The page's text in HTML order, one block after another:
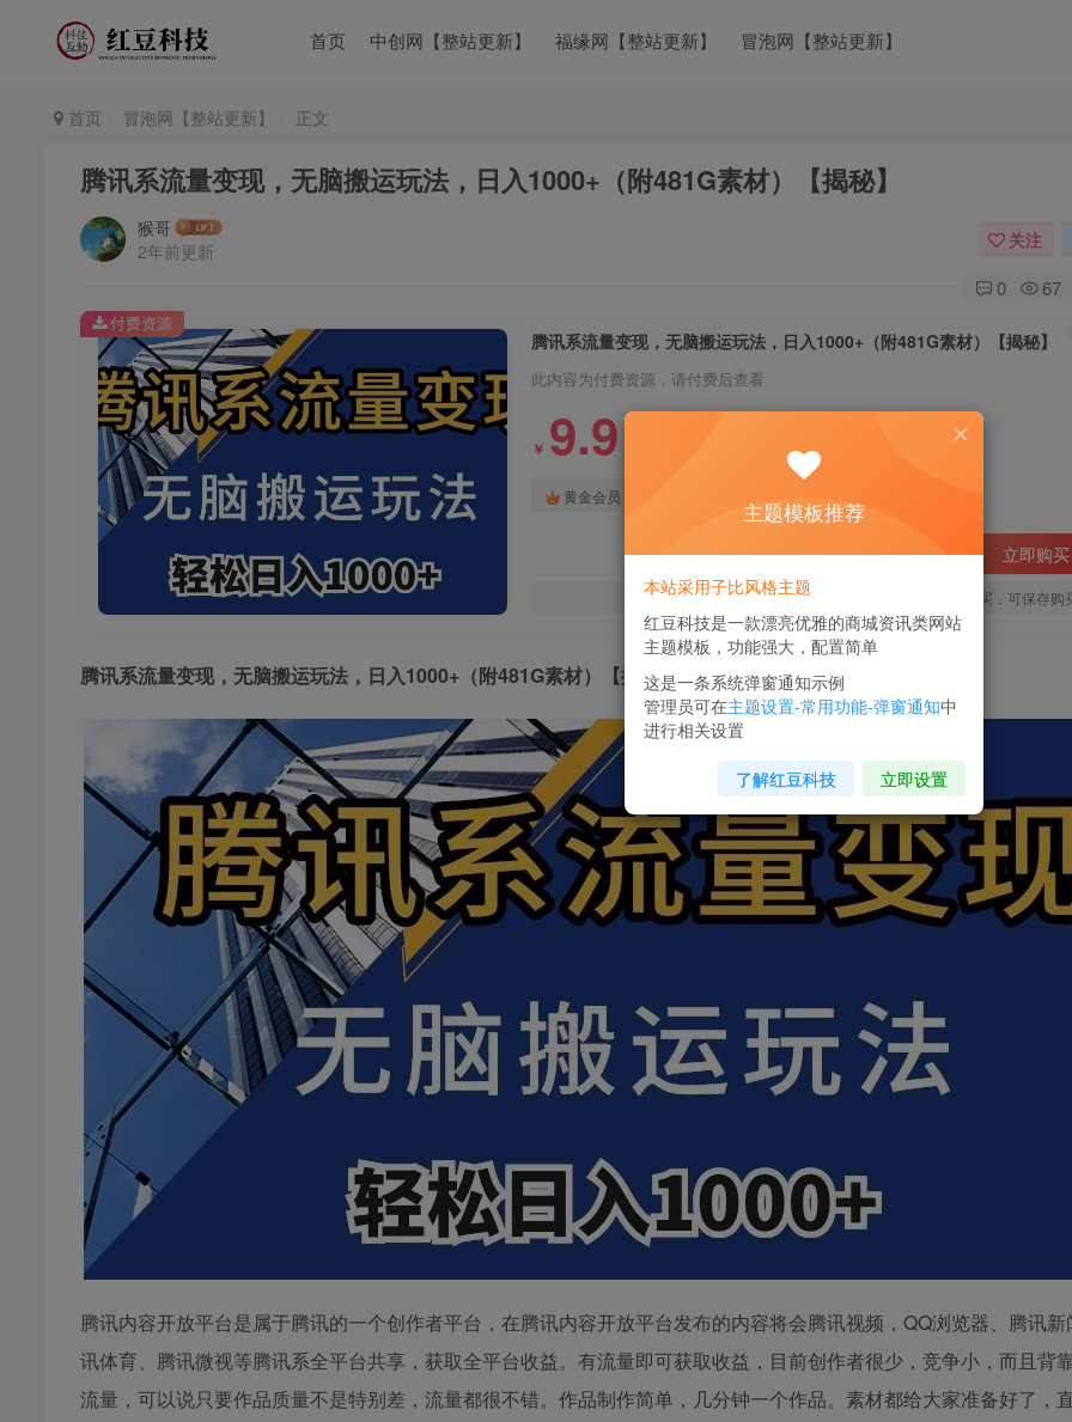
首页 中创网【整站更新】 福缘网【整站更新】 冒泡网【整站更新】
首页 冒泡网【整站更新】 正文
腾讯系流量变现，无脑搬运玩法，日入1000+（附481G素材）【揭秘】
猴哥
2年前更新
关注
0 67
腾讯系流量变现，无脑搬运玩法，日入1000+（附481G素材）【揭秘】
此内容为付费资源，请付费后查看
￥ 9.9
黄金会员
立即购买
您当前未登录！建议登陆后购买，可保存购
付费资源
腾讯系流量变现，无脑搬运玩法，日入1000+（附481G素材）【揭秘】
腾讯内容开放平台是属于腾讯的一个创作者平台，在腾讯内容开放平台发布的内容将会腾讯视频，QQ浏览器、腾讯新
讯体育、腾讯微视等腾讯系全平台共享，获取全平台收益。有流量即可获取收益，目前创作者很少，竞争小，而且背
流量，可以说只要作品质量不是特别差，流量都很不错。作品制作简单，几分钟一个作品。素材都给大家准备好了，
主题模板推荐
本站采用子比风格主题
红豆科技是一款漂亮优雅的商城资讯类网站
主题模板，功能强大，配置简单
这是一条系统弹窗通知示例
管理员可在主题设置-常用功能-弹窗通知中
进行相关设置
了解红豆科技 立即设置